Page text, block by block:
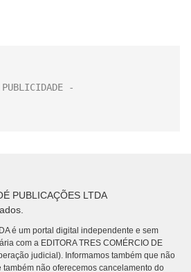
PUBLICAÇÕES LTDA
é um portal digital independente e sem
com a EDITORA TRES COMÉRCIO DE
judicial). Informamos também que não
não oferecemos cancelamento do